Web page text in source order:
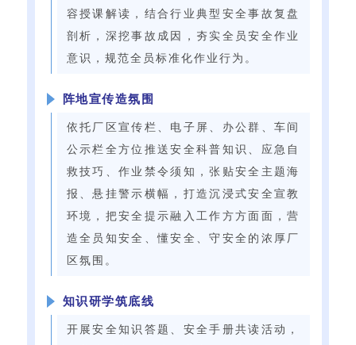
容授课解读，结合行业典型安全事故复盘
剖析，深挖事故成因，夯实全员安全作业
意识，规范全员标准化作业行为。
阵地宣传造氛围
依托厂区宣传栏、电子屏、办公群、车间
公示栏全方位推送安全科普知识、应急自
救技巧、作业禁令须知，张贴安全主题海
报、悬挂警示横幅，打造沉浸式安全宣教
环境，把安全提示融入工作方方面面，营
造全员知安全、懂安全、守安全的浓厚厂
区氛围。
知识研学筑底线
开展安全知识答题、安全手册共读活动，